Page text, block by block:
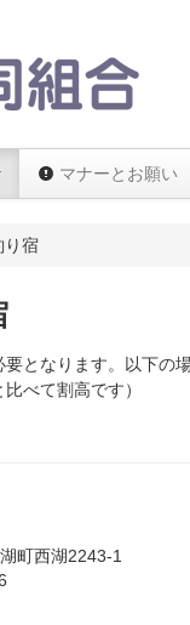
マナーとお願い
り宿
となります。以下の
べて割高です）
町西湖2243-1